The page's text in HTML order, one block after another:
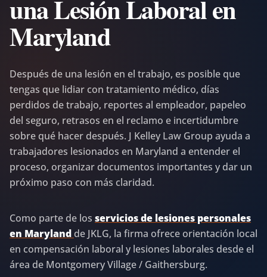
una Lesión Laboral en
Maryland
Después de una lesión en el trabajo, es posible que
tengas que lidiar con tratamiento médico, días
perdidos de trabajo, reportes al empleador, papeleo
del seguro, retrasos en el reclamo e incertidumbre
sobre qué hacer después. J Kelley Law Group ayuda a
trabajadores lesionados en Maryland a entender el
proceso, organizar documentos importantes y dar un
próximo paso con más claridad.
Como parte de los servicios de lesiones personales
en Maryland de JKLG, la firma ofrece orientación local
en compensación laboral y lesiones laborales desde el
área de Montgomery Village / Gaithersburg.